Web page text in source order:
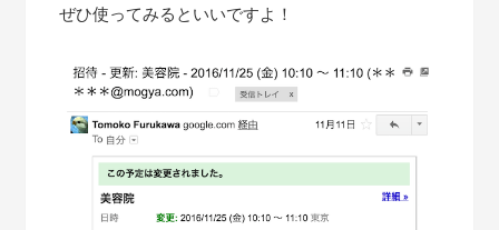
ぜひ使ってみるといいですよ！